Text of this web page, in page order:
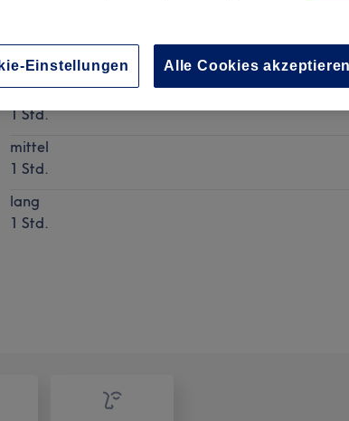
Details anzeigen
kurz
1 Std.
mittel
1 Std.
lang
1 Std.
Einstellungen Alle Cookies